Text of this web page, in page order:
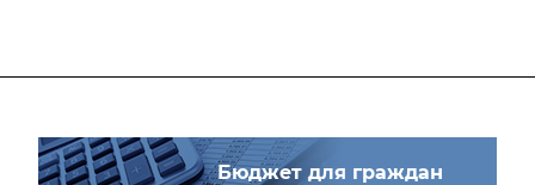
Бюджет для граждан